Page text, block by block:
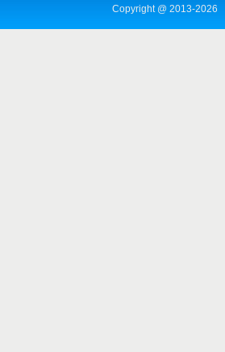
Copyright @ 2013-2026